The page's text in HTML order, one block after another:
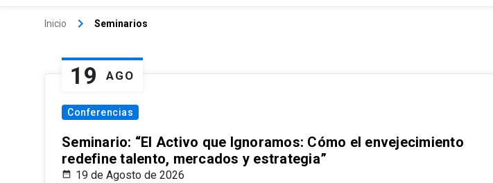
Inicio keyboard_arrow_right Seminarios
19 AGO
Conferencias
Seminario: “El Activo que Ignoramos: Cómo el envejecimiento
redefine talento, mercados y estrategia”
19 de Agosto de 2026